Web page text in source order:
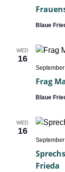
Blaue
WED
16
Frag
Blaue
WED
16
Frieda